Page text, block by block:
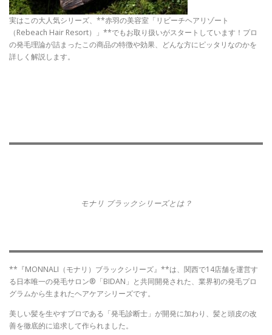
実はこの大人気シリーズ、**赤羽の美容室「リビーチヘアリゾート
（Rebeach Hair Resort）」**でもお取り扱いがスタートしています！プロ
の発毛理論が詰まったこの商品の特徴や効果、どんな方にピッタリなのかを
詳しく解説します。
モナリ ブラックシリーズとは？
**『MONNALI（モナリ）ブラックシリーズ』**は、関西で14店舗を運営す
る日本唯一の発毛サロン®「BIDAN」と共同開発された、業界初の発毛プロ
グラムから生まれたヘアケアシリーズです。
美しい髪を生やすプロである「発毛診断士」が開発に加わり、髪と頭皮の改
善を徹底的に追求して作られました。